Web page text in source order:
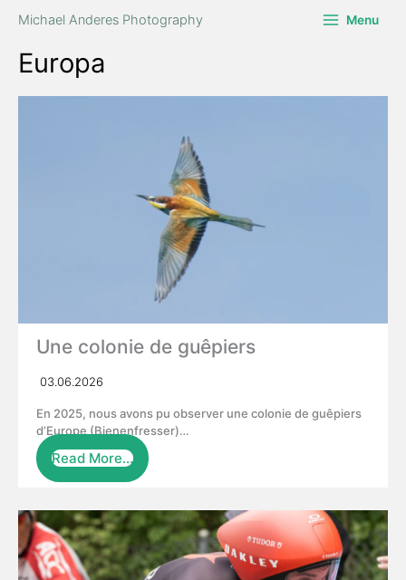
Inhalt
Michael Anderes Photography Menu
Europa
Une colonie de guêpiers
03.06.2026
En 2025, nous avons pu observer une colonie de guêpiers
d’Europe (Bienenfresser)…
Read More…